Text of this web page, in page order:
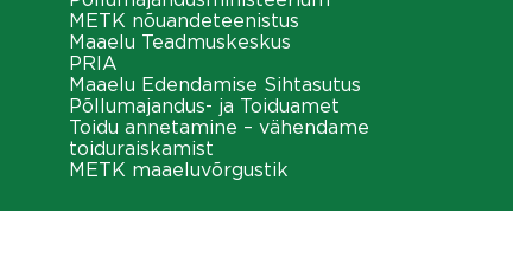
METK nõuandeteenistus
Maaelu Teadmuskeskus
PRIA
Maaelu Edendamise Sihtasutus
Põllumajandus- ja Toiduamet
Toidu annetamine – vähendame
toiduraiskamist
METK maaeluvõrgustik